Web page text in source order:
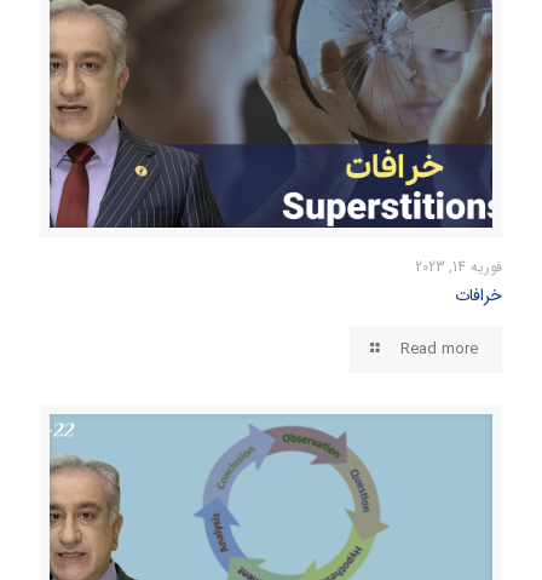
فوریه 14, 2023
خرافات
Read more